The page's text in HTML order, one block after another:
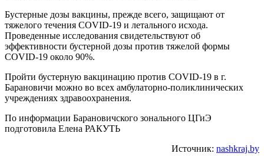
Бустерные дозы вакцины, прежде всего, защищают от
тяжелого течения COVID-19 и летального исхода.
Проведенные исследования свидетельствуют об
эффективности бустерной дозы против тяжелой формы
COVID-19 около 90%.
Пройти бустерную вакцинацию против COVID-19 в г.
Барановичи можно во всех амбулаторно-поликлинических
учреждениях здравоохранения.
По информации Барановичского зонального ЦГиЭ
подготовила Елена РАКУТЬ
Источник: nashkraj.by